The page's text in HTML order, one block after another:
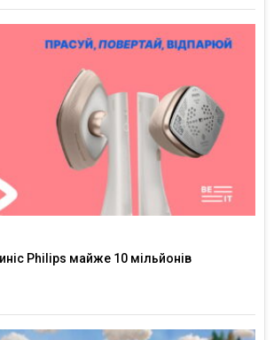
Philips майже 10 мільйонів